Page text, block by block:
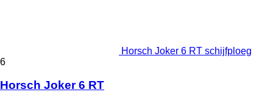
Horsch Joker 6 RT schijfploeg
6
Horsch Joker 6 RT